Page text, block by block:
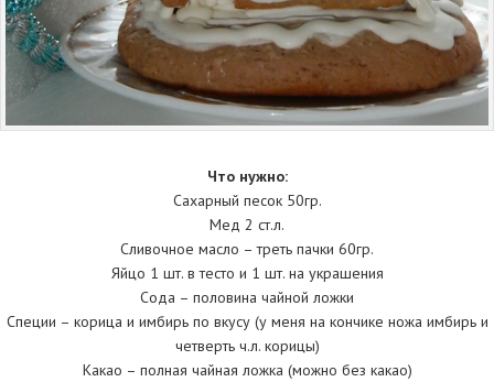
Что нужно:
Сахарный песок 50гр.
Мед 2 ст.л.
Сливочное масло – треть пачки 60гр.
Яйцо 1 шт. в тесто и 1 шт. на украшения
Сода – половина чайной ложки
Специи – корица и имбирь по вкусу (у меня на кончике ножа имбирь и
четверть ч.л. корицы)
Какао – полная чайная ложка (можно без какао)